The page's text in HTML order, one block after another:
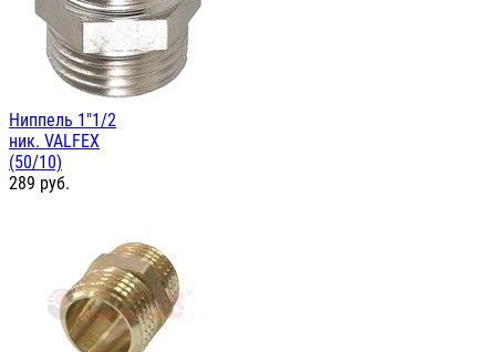
Ниппель 1"1/2
ник. VALFEX
(50/10)
289 руб.